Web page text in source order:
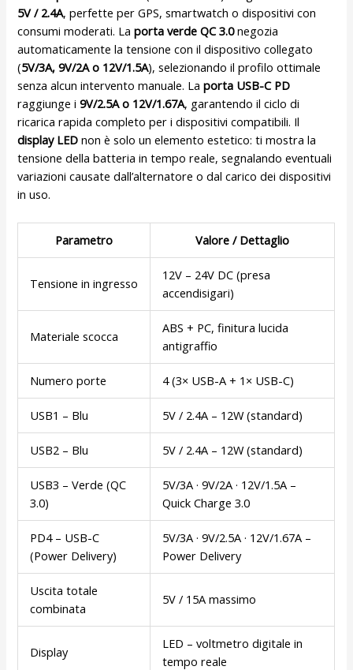
5V / 2.4A, perfette per GPS, smartwatch o dispositivi con
consumi moderati. Laporta verde QC 3.0negozia
automaticamente la tensione con il dispositivo collegato
(5V/3A, 9V/2A o 12V/1.5A), selezionando il profilo ottimale
senza alcun intervento manuale. Laporta USB-C PD
raggiunge i9V/2.5A o 12V/1.67A, garantendo il ciclo di
ricarica rapida completo per i dispositivi compatibili. Il
display LED non è solo un elemento estetico: ti mostra la
tensione della batteria in tempo reale, segnalando eventuali
variazioni causate dall’alternatore o dal carico dei dispositivi
in uso.
Parametro Valore / Dettaglio
Tensione in ingresso
12V – 24V DC (presa
accendisigari)
Materiale scocca
ABS + PC, finitura lucida
antigraffio
Numero porte 4 (3× USB-A + 1× USB-C)
USB1 – Blu 5V / 2.4A – 12W (standard)
USB2 – Blu 5V / 2.4A – 12W (standard)
USB3 – Verde (QC
3.0)
5V/3A · 9V/2A · 12V/1.5A –
Quick Charge 3.0
PD4 – USB-C
(Power Delivery)
5V/3A · 9V/2.5A · 12V/1.67A –
Power Delivery
Uscita totale
combinata
5V / 15A massimo
Display
LED – voltmetro digitale in
tempo reale